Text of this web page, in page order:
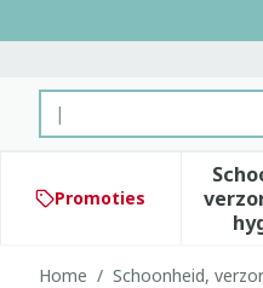
Product, merk,
Promoties
Home / Schoonheid,